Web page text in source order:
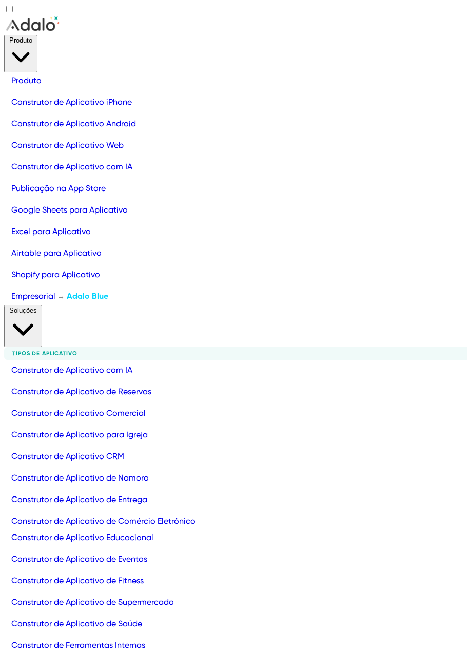
Produto
Construtor de Aplicativo iPhone
Construtor de Aplicativo Android
Construtor de Aplicativo Web
Construtor de Aplicativo com IA
Publicação na App Store
Google Sheets para Aplicativo
Excel para Aplicativo
Airtable para Aplicativo
Shopify para Aplicativo
Empresarial → Adalo Blue
TIPOS DE APLICATIVO
Construtor de Aplicativo com IA
Construtor de Aplicativo de Reservas
Construtor de Aplicativo Comercial
Construtor de Aplicativo para Igreja
Construtor de Aplicativo CRM
Construtor de Aplicativo de Namoro
Construtor de Aplicativo de Entrega
Construtor de Aplicativo de Comércio Eletrônico
Construtor de Aplicativo Educacional
Construtor de Aplicativo de Eventos
Construtor de Aplicativo de Fitness
Construtor de Aplicativo de Supermercado
Construtor de Aplicativo de Saúde
Construtor de Ferramentas Internas